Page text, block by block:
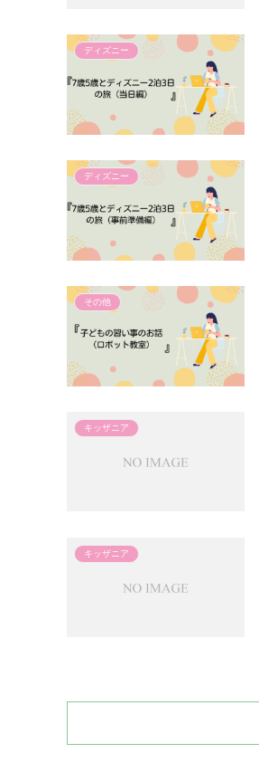
ディズニー
ディズニー
その他
キッザニア
キッザニア